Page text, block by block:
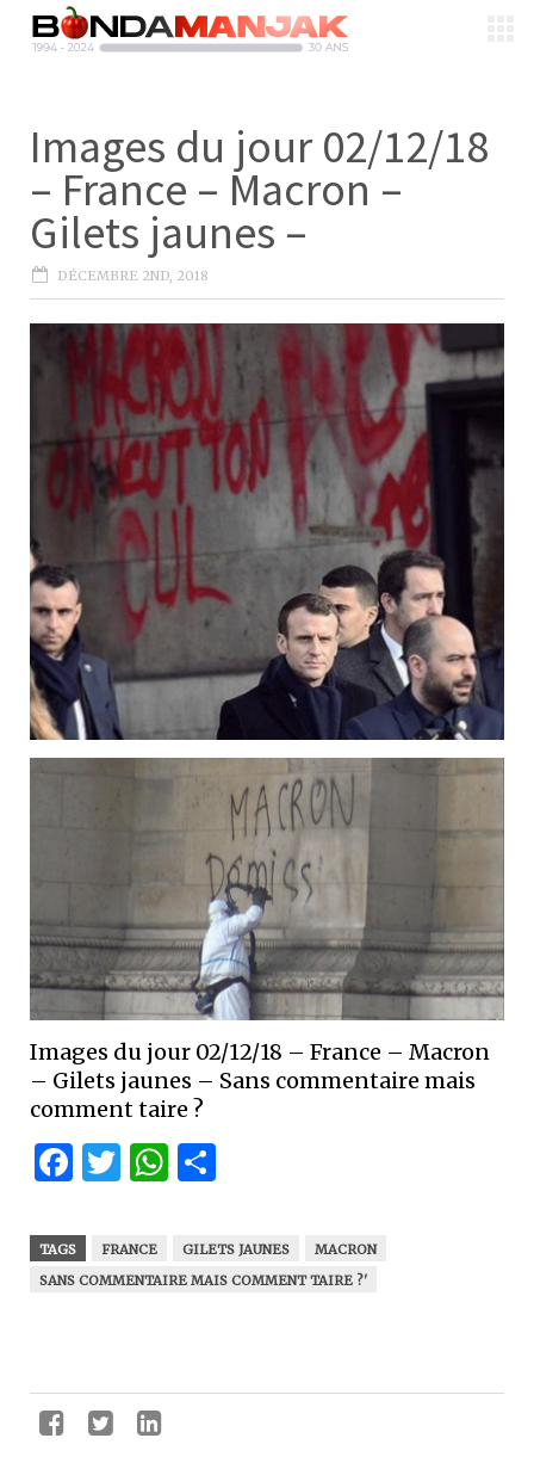
Images du jour 02/12/18
– France – Macron –
Gilets jaunes –
DÉCEMBRE 2ND, 2018
Images du jour 02/12/18 – France – Macron
– Gilets jaunes – Sans commentaire mais
comment taire ?
Facebook
Twitter
WhatsApp
TAGS FRANCE GILETS JAUNES
MACRON
SANS COMMENTAIRE MAIS COMMENT TAIRE ?'